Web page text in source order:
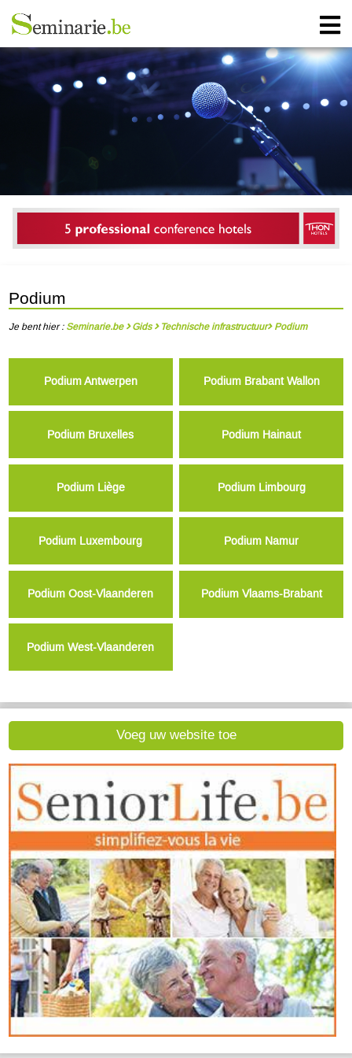
Podium
Je bent hier : Seminarie.be Gids Technische infrastructuur Podium
Podium Antwerpen Podium Brabant Wallon
Podium Bruxelles Podium Hainaut
Podium Liège Podium Limbourg
Podium Luxembourg Podium Namur
Podium Oost-Vlaanderen Podium Vlaams-Brabant
Podium West-Vlaanderen
Voeg uw website toe